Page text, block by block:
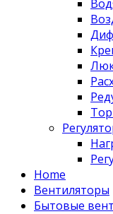
Home
Вентиляторы
Бытовые